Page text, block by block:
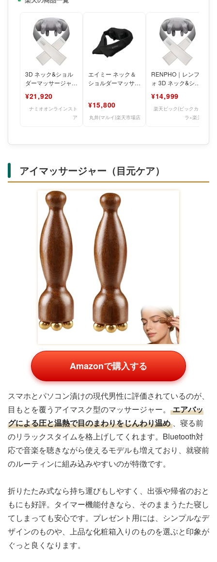
3D ネック&ショル
ダーマッサージャー
ネックマッサージャ
ー
¥21,920
ナミオオンラインスト
ア
エイミー ネック＆
ショルダーマッサー
¥15,800
丸井(マルイ)楽天市場店
RENPHO｜レンフ
ォ 3D ネック&ショ
ー 医療機器
¥14,999
楽天ビック(ビックカメ
ラ×楽天)
アイマッサージャー（目元ケア）
Amazonで購入する
スマホとパソコン漬けの現代男性に評価されているのが、
目もとを覆うアイマスク型のマッサージャー。
エアバッ
グによる圧と温熱で目のまわりをじんわり温め 、寝る前
のリラックスタイムを格上げしてくれます。Bluetooth対
応で音楽を聴きながら使えるモデルも増えており、就寝前
のルーティンに組み込みやすいのが特徴です。
折りたたみ式なら持ち運びもしやすく、出張や帰省のおと
もにも好評。タイマー機能付きなら、そのままうたた寝し
てしまっても安心です。プレゼント用には、シンプルなデ
ザインのものや、上品な化粧箱入りのものを選ぶと印象が
ぐっと良くなります。